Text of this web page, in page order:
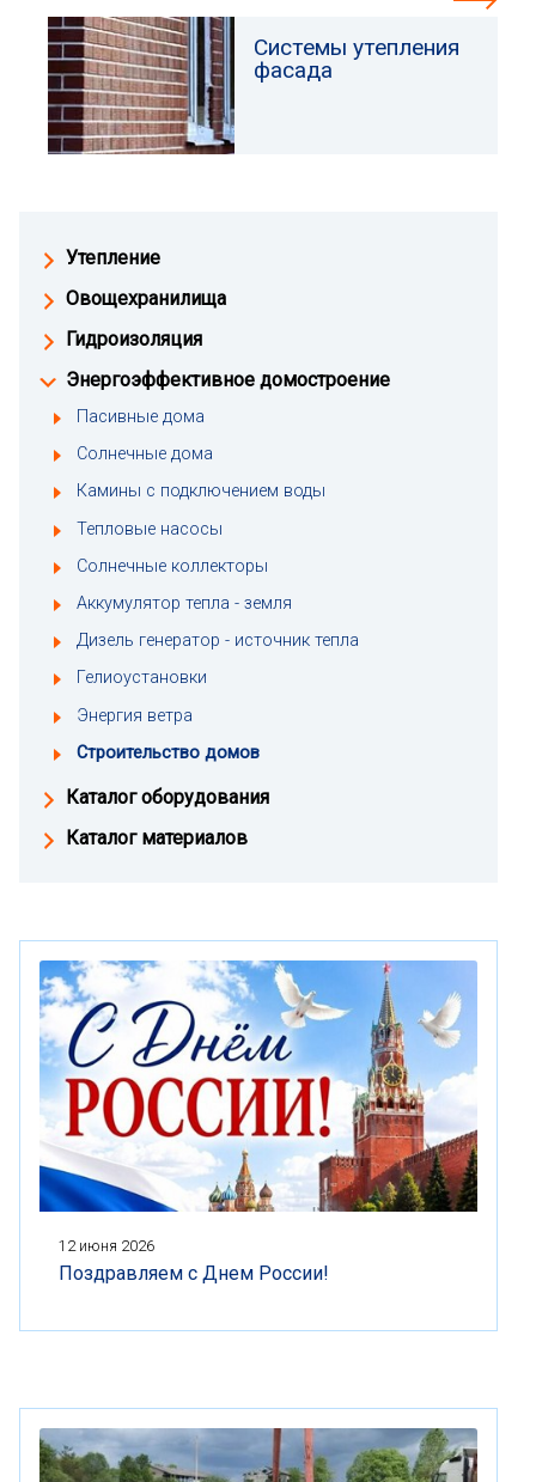
Утепление
Овощехранилища
Гидроизоляция
Энергоэффективное домостроение
Пасивные дома
Солнечные дома
Камины с подключением воды
Тепловые насосы
Солнечные коллекторы
Аккумулятор тепла - земля
Дизель генератор - источник тепла
Гелиоустановки
Энергия ветра
Строительство домов
Каталог оборудования
Каталог материалов
12 июня 2026
Поздравляем с Днем России!
Системы утепления
фасада